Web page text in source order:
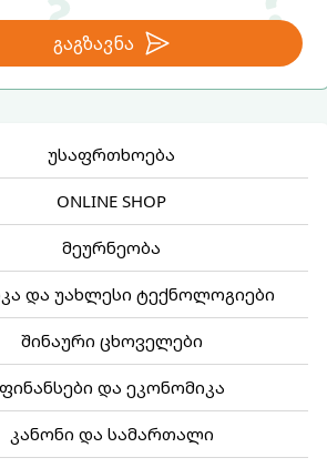
გაგზავნა
უსაფრთხოება
ONLINE SHOP
მეურნეობა
და უახლესი ტექნოლოგიები
შინაური ცხოველები
ფინანსები და ეკონომიკა
კანონი და სამართალი